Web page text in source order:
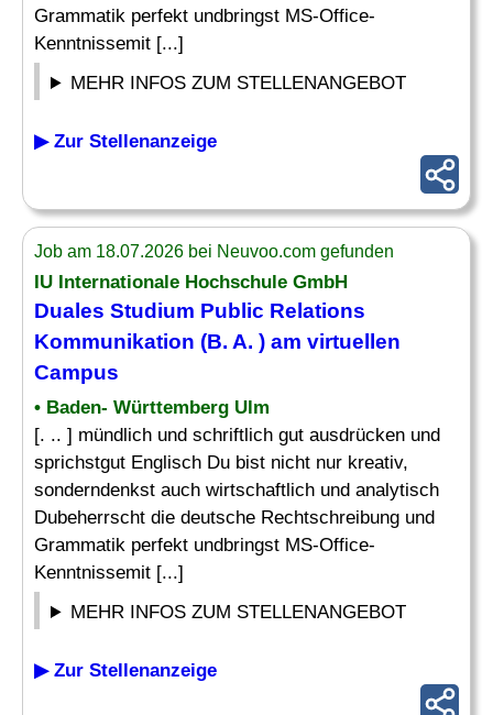
Grammatik perfekt undbringst MS-Office-
Kenntnissemit [...]
MEHR INFOS ZUM STELLENANGEBOT
▶ Zur Stellenanzeige
Job am 18.07.2026 bei Neuvoo.com gefunden
IU Internationale Hochschule GmbH
Duales Studium Public Relations
Kommunikation (B. A. ) am virtuellen
Campus
• Baden- Württemberg Ulm
[. .. ] mündlich und schriftlich gut ausdrücken und
sprichstgut Englisch Du bist nicht nur kreativ,
sonderndenkst auch wirtschaftlich und analytisch
Dubeherrscht die deutsche Rechtschreibung und
Grammatik perfekt undbringst MS-Office-
Kenntnissemit [...]
MEHR INFOS ZUM STELLENANGEBOT
▶ Zur Stellenanzeige